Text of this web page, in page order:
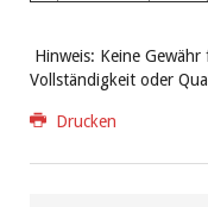
Hinweis: Keine Gewähr
Vollständigkeit oder
Drucken